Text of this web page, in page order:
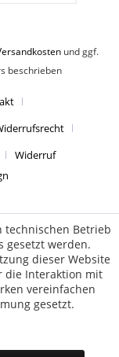
und ggf.
beschrieben
Widerruf
technischen Betrieb
gesetzt werden.
dieser Website
die Interaktion mit
vereinfachen
gesetzt.